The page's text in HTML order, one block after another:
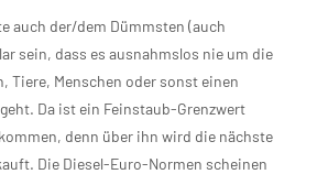
auch der/dem Dümmsten (auch
sein, dass es ausnahmslos nie um die
Tiere, Menschen oder sonst einen
Da ist ein Feinstaub-Grenzwert
denn über ihn wird die nächste
Die Diesel-Euro-Normen scheinen